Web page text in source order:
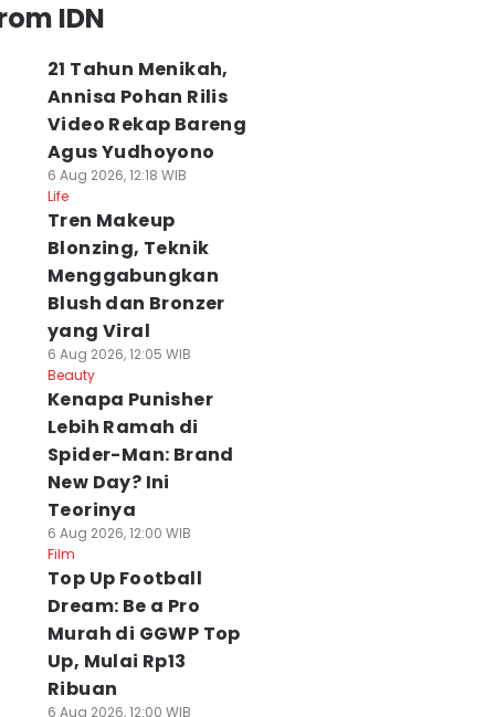
IDN
21 Tahun Menikah,
Annisa Pohan Rilis
Video Rekap Bareng
Agus Yudhoyono
6 Aug 2026, 12:18 WIB
Life
Tren Makeup
Blonzing, Teknik
Menggabungkan
Blush dan Bronzer
yang Viral
6 Aug 2026, 12:05 WIB
Beauty
Kenapa Punisher
Lebih Ramah di
Spider-Man: Brand
New Day? Ini
Teorinya
6 Aug 2026, 12:00 WIB
Film
Top Up Football
Dream: Be a Pro
Murah di GGWP Top
Up, Mulai Rp13
Ribuan
6 Aug 2026, 12:00 WIB